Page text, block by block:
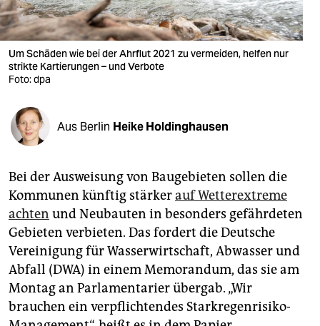
verlag
verlag
veranstaltungen
shop
fragen & hilfe
abo
genossenschaft
epaper login
Um Schäden wie bei der Ahrflut 2021 zu vermeiden, helfen nur
strikte Kartierungen – und Verbote
Foto: dpa
Aus Berlin Heike Holdinghausen
Bei der Ausweisung von Baugebieten sollen die
Kommunen künftig stärkerauf Wetterextreme
achten und Neubauten in besonders gefährdeten
Gebieten verbieten. Das fordert die Deutsche
Vereinigung für Wasserwirtschaft, Abwasser und
Abfall (DWA) in einem Memorandum, das sie am
Montag an Parlamentarier übergab. „Wir
brauchen ein verpflichtendes Starkregenrisiko-